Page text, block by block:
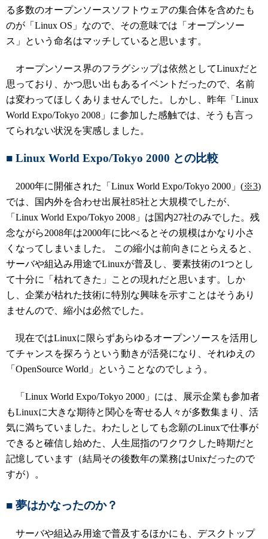
る多数のオープンソースソフトウェアの集合体を含めたも
のが「Linux OS」なので、その意味では「オープンソー
ス」という命名はマッチしていると思います。
オープンソース界のフラグシップは依然としてLinuxだと
思っており、かつ思い出もあるイベントだったので、名前
は変わってほしくありませんでした。しかし、昨年「Linux
World Expo/Tokyo 2008」に参加した感触では、そうも言っ
てられない状況を実感しました。
■ Linux World Expo/Tokyo 2000 との比較
2000年に開催された「Linux World Expo/Tokyo 2000」(※3)
では、国内外を合わせ出展社85社と大規模でしたが、
「Linux World Expo/Tokyo 2008」は国内27社のみでした。残
念ながら2008年は2000年に比べるとその規模はかなり小さ
くなってしまいました。 この縮小は前向きにとらえると、
サーバや組込み用途でLinuxが普及し、要素技術の1つとし
て十分に「枯れてきた」ことの現れだと思います。しか
し、企業が枯れた技術に特別な興味を示すことはそうあり
ませんので、縮小は必然でした。
現在ではLinuxに限らずあらゆるオープンソースを活用し
てチャンスを探ろうという動きが活発になり、それゆえの
「OpenSource World」ということなのでしょう。
「Linux World Expo/Tokyo 2000」には、展示企業も参加者
もLinuxに大きな期待と関心を寄せる人々が多数集まり、活
気に満ちていました。わたしとしても念願のLinuxで仕事が
できると確信し始めた、人生屈指のワクワクした時期だと
記憶しています（結局その後数年の業務はUnixだったので
すが）。
■ 夢はかなったのか？
サーバや組込み用途で普及するほかにも、デスクトップ